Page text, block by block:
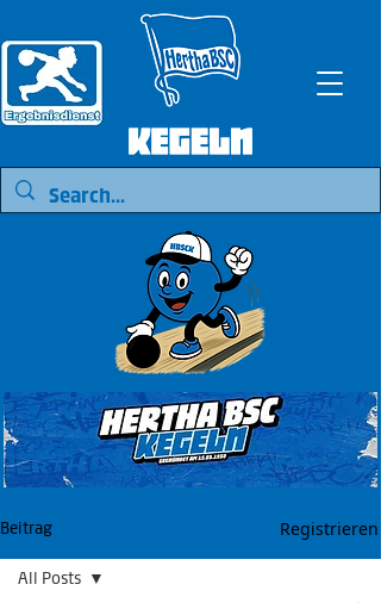
Beitrag Registrieren
All Posts